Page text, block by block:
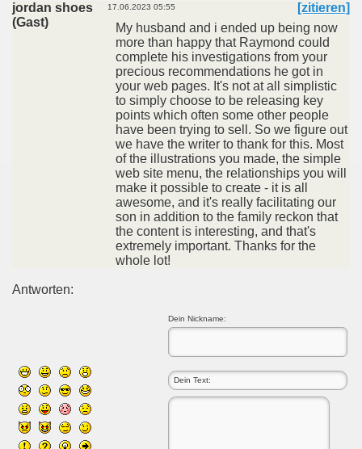
jordan shoes
(Gast)
17.06.2023 05:55
[zitieren]
My husband and i ended up being now
more than happy that Raymond could
complete his investigations from your
precious recommendations he got in
your web pages. It's not at all simplistic
to simply choose to be releasing key
points which often some other people
have been trying to sell. So we figure out
we have the writer to thank for this. Most
of the illustrations you made, the simple
web site menu, the relationships you will
make it possible to create - it is all
awesome, and it's really facilitating our
son in addition to the family reckon that
the content is interesting, and that's
extremely important. Thanks for the
whole lot!
Antworten:
Dein Nickname: